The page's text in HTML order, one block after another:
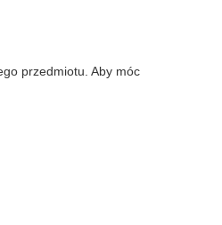
przedmiotu. Aby móc